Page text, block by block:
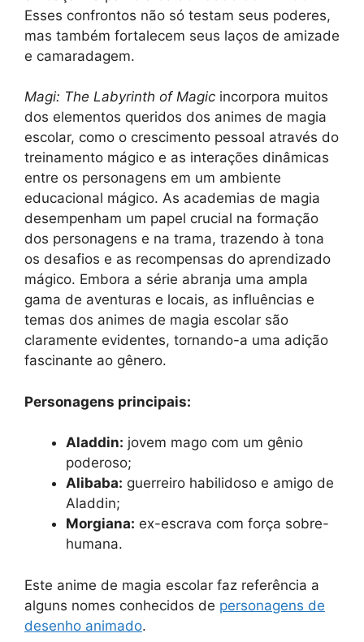
Esses confrontos não só testam seus poderes,
mas também fortalecem seus laços de amizade
e camaradagem.
Magi: The Labyrinth of Magic incorpora muitos
dos elementos queridos dos animes de magia
escolar, como o crescimento pessoal através do
treinamento mágico e as interações dinâmicas
entre os personagens em um ambiente
educacional mágico. As academias de magia
desempenham um papel crucial na formação
dos personagens e na trama, trazendo à tona
os desafios e as recompensas do aprendizado
mágico. Embora a série abranja uma ampla
gama de aventuras e locais, as influências e
temas dos animes de magia escolar são
claramente evidentes, tornando-a uma adição
fascinante ao gênero.
Personagens principais:
Aladdin: jovem mago com um gênio
poderoso;
Alibaba: guerreiro habilidoso e amigo de
Aladdin;
Morgiana: ex-escrava com força sobre-
humana.
Este anime de magia escolar faz referência a
alguns nomes conhecidos de personagens de
desenho animado.